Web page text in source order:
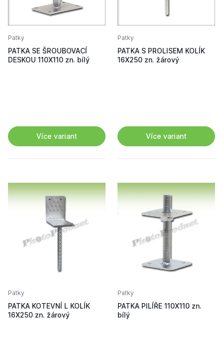
Patky
PATKA SE ŠROUBOVACÍ
DESKOU 110X110 zn. bílý
Více variant
Patky
PATKA S PROLISEM KOLÍK
16X250 zn. žárový
Více variant
Patky
PATKA KOTEVNÍ L KOLÍK
16X250 zn. žárový
Patky
PATKA PILÍŘE 110X110 zn.
bílý